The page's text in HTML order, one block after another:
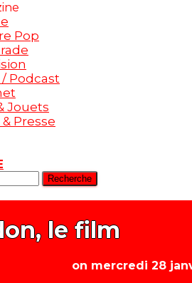
Pop
/ Podcast
Jouets
Presse
le film
on mercredi 28